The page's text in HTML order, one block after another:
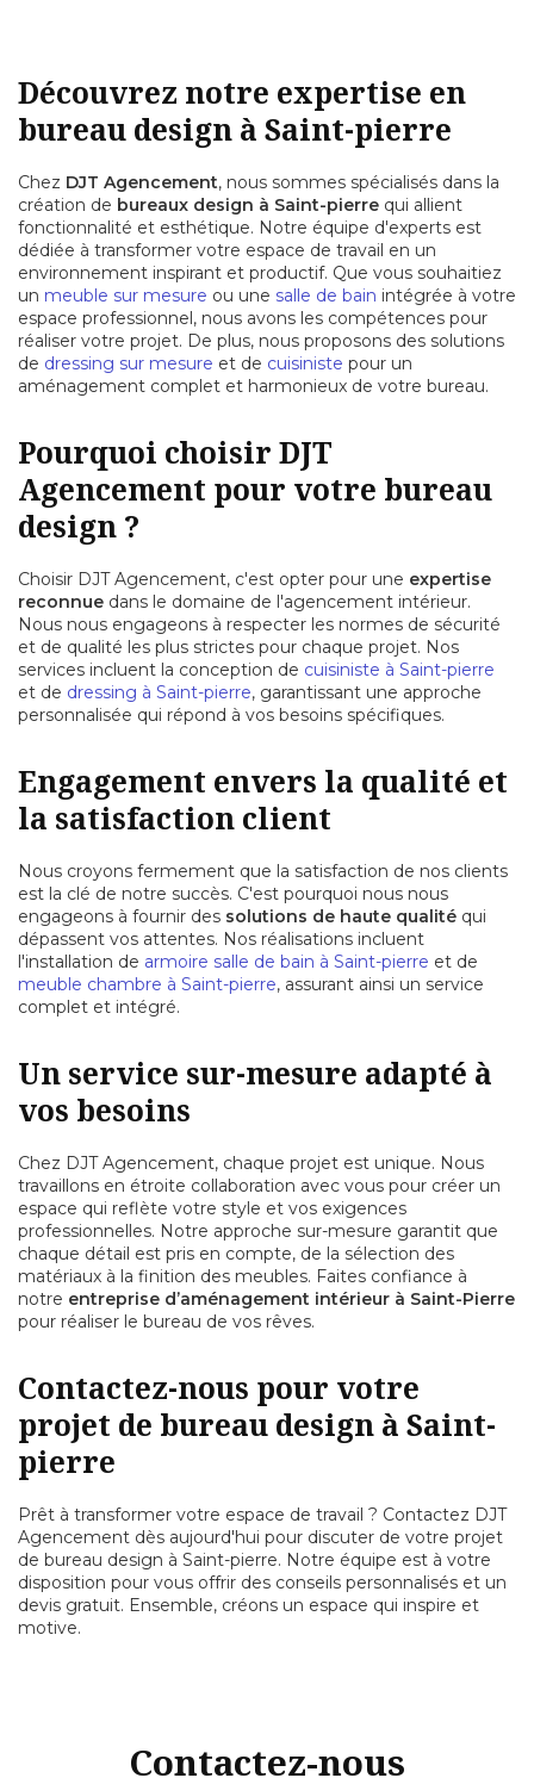
Découvrez notre expertise en
bureau design à Saint-pierre
Chez DJT Agencement, nous sommes spécialisés dans la
création de bureaux design à Saint-pierre qui allient
fonctionnalité et esthétique. Notre équipe d'experts est
dédiée à transformer votre espace de travail en un
environnement inspirant et productif. Que vous souhaitiez
un meuble sur mesure ou une salle de bain intégrée à votre
espace professionnel, nous avons les compétences pour
réaliser votre projet. De plus, nous proposons des solutions
de dressing sur mesure et de cuisiniste pour un
aménagement complet et harmonieux de votre bureau.
Pourquoi choisir DJT
Agencement pour votre bureau
design ?
Choisir DJT Agencement, c'est opter pour une expertise
reconnue dans le domaine de l'agencement intérieur.
Nous nous engageons à respecter les normes de sécurité
et de qualité les plus strictes pour chaque projet. Nos
services incluent la conception de cuisiniste à Saint-pierre
et de dressing à Saint-pierre, garantissant une approche
personnalisée qui répond à vos besoins spécifiques.
Engagement envers la qualité et
la satisfaction client
Nous croyons fermement que la satisfaction de nos clients
est la clé de notre succès. C'est pourquoi nous nous
engageons à fournir des solutions de haute qualité qui
dépassent vos attentes. Nos réalisations incluent
l'installation de armoire salle de bain à Saint-pierre et de
meuble chambre à Saint-pierre, assurant ainsi un service
complet et intégré.
Un service sur-mesure adapté à
vos besoins
Chez DJT Agencement, chaque projet est unique. Nous
travaillons en étroite collaboration avec vous pour créer un
espace qui reflète votre style et vos exigences
professionnelles. Notre approche sur-mesure garantit que
chaque détail est pris en compte, de la sélection des
matériaux à la finition des meubles. Faites confiance à
notre entreprise d’aménagement intérieur à Saint-Pierre
pour réaliser le bureau de vos rêves.
Contactez-nous pour votre
projet de bureau design à Saint-
pierre
Prêt à transformer votre espace de travail ? Contactez DJT
Agencement dès aujourd'hui pour discuter de votre projet
de bureau design à Saint-pierre. Notre équipe est à votre
disposition pour vous offrir des conseils personnalisés et un
devis gratuit. Ensemble, créons un espace qui inspire et
motive.
Contactez-nous